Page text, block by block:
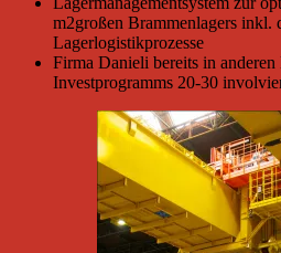
m2großen Brammenlagers inkl.
Lagerlogistikprozesse
Firma Danieli bereits in anderen
Investprogramms 20-30